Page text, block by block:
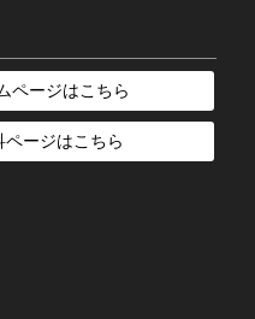
ページはこちら
ージはこちら